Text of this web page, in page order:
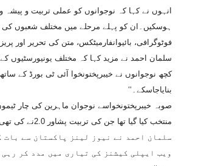
انہوں نے کہا کہ نوجوانوں کو عملی تربیت و پیشہ
ہوسکیں۔ان کو پہلے مرحلے میں مختلف شعبوں کی
فوٹوگرافی، بائیوانفارمیٹکس، متن کی تحریر اور
کچھ نوجوانوں نے خیبرپختونخوا آئی ٹی بورڈ کے
بنایاجاسکے۔‘‘
منتخب کیا گیا تھا جن کی تربیت پشاور 2.0نے کی تھی۔
سلمان احمد نے نیوز لینز پاکستان سے بات
ویب ایپلی کیشنز کی تیاری میں مدد کر